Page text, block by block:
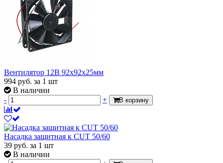
Вентилятор 12В 92х92х25мм
994 руб. за 1 шт
В наличии
-
+ В корзину
Насадка защитная к CUT 50/60
39 руб. за 1 шт
В наличии